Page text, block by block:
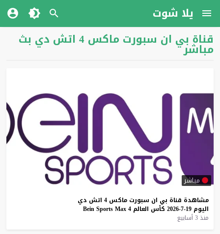
يلا شوت
قناة بي ان سبورت ماكس 4 اتش دي بث
مباشر
مباشر
مشاهدة قناة بي ان سبورت ماكس 4 اتش دي
اليوم 19-7-2026 كأس العالم Bein Sports Max 4
منذ 3 أسابيع